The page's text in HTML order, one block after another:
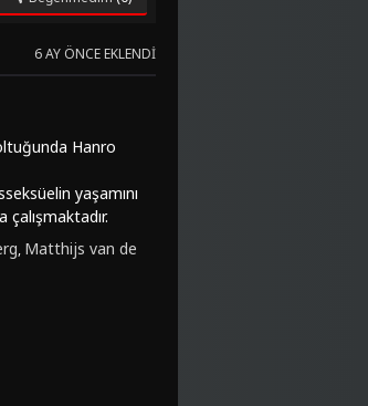
6 AY ÖNCE EKLENDI
Hanro
yaşamını
çalışmaktadır.
değil
oyunculuğu,
da
, Matthijs van de